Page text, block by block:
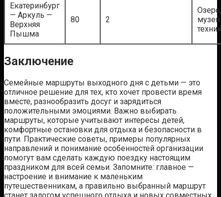
Екатеринбург
— Аркуль —
Верхняя
Пышма
80 2
Заключение
Семейные маршруты выходного дня с детьми — это
отличное решение для тех, кто хочет провести время
вместе, разнообразить досуг и зарядиться
положительными эмоциями. Важно выбирать
маршруты, которые учитывают интересы детей,
комфортные остановки для отдыха и безопасности в
пути. Практические советы, примеры популярных
направлений и понимание особенностей организации
помогут вам сделать каждую поездку настоящим
праздником для всей семьи. Запомните: главное —
настроение и внимание к маленьким
путешественникам, а правильно выбранный маршрут